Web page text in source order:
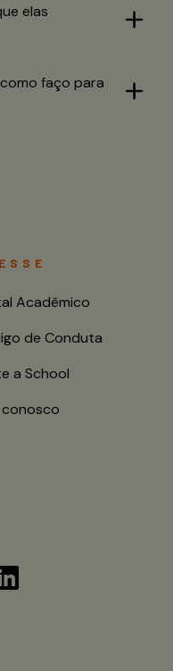
elas
como faço para
Acadêmico
de Conduta
a School
conosco